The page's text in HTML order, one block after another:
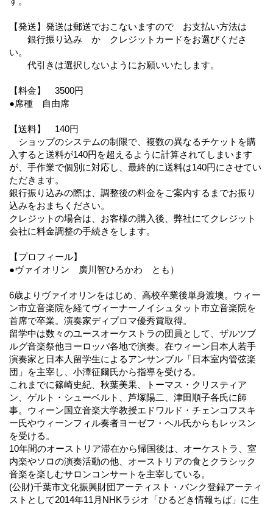
【発送】発送は郵送でおこないますので お支払い方法は
銀行振り込み か クレジットカードをお選びくださ
い。
代引きは選択しないようにお願いいたします。
【料金】 3500円
●席種 自由席
【送料】 140円
ショップのシステムの制限で、複数の異なるチケットを購
入すると送料が140円を超えるように計算されてしまいます
が、手作業で個別に対応し、最終的に送料は140円にさせてい
ただきます。
銀行振り込みの際は、調整後の料金をご案内するまでお振り
込みをおまちください。
クレジットの場合は、お客様の購入後、弊社にてクレジット
会社に料金調整の手続きをします。
【プロフィール】
●ヴァイオリン 廣川智ひろかわ とも）
6歳よりヴァイオリンをはじめ、高校卒業後単身渡墺。ウィー
ン市立音楽院を経てヴィーナーノイシュタット市立音楽院を
首席で卒業。演奏家ディプロマ優秀賞取得。
留学中は数々のユースオーケストラの団員として、ザルツブ
ルグ音楽祭他ヨーロッパ各地で演奏。在ウィーン日本人若手
演奏家と日本人留学生によるアンサンブル「日本室内管弦楽
団」を主宰し、小澤征爾氏から指導を受ける。
これまでに篠崎史紀、秋葉美果、トーマス・クリスティア
ン、ゲルト・シューベルト、芦塚陽二、津田順子各氏に師
事。ウィーン国立音楽大学教授エドワルド・チェンコフスキ
ー氏やウィーンフィル奏者ヨーゼフ・ヘル氏からもレッスン
を受ける。
10年間のオーストリア滞在から帰国後は、オーケストラ、室
内楽やソロの演奏活動の他、オーストリアの食とクラシック
音楽を楽しむサロンコンサートを主宰している。
(公財)千葉市文化振興財団アーティスト・バンク登録アーティ
ストとして2014年11月NHKラジオ「ひるどき情報ちば」に生